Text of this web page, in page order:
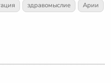
здравомыслие
Арии